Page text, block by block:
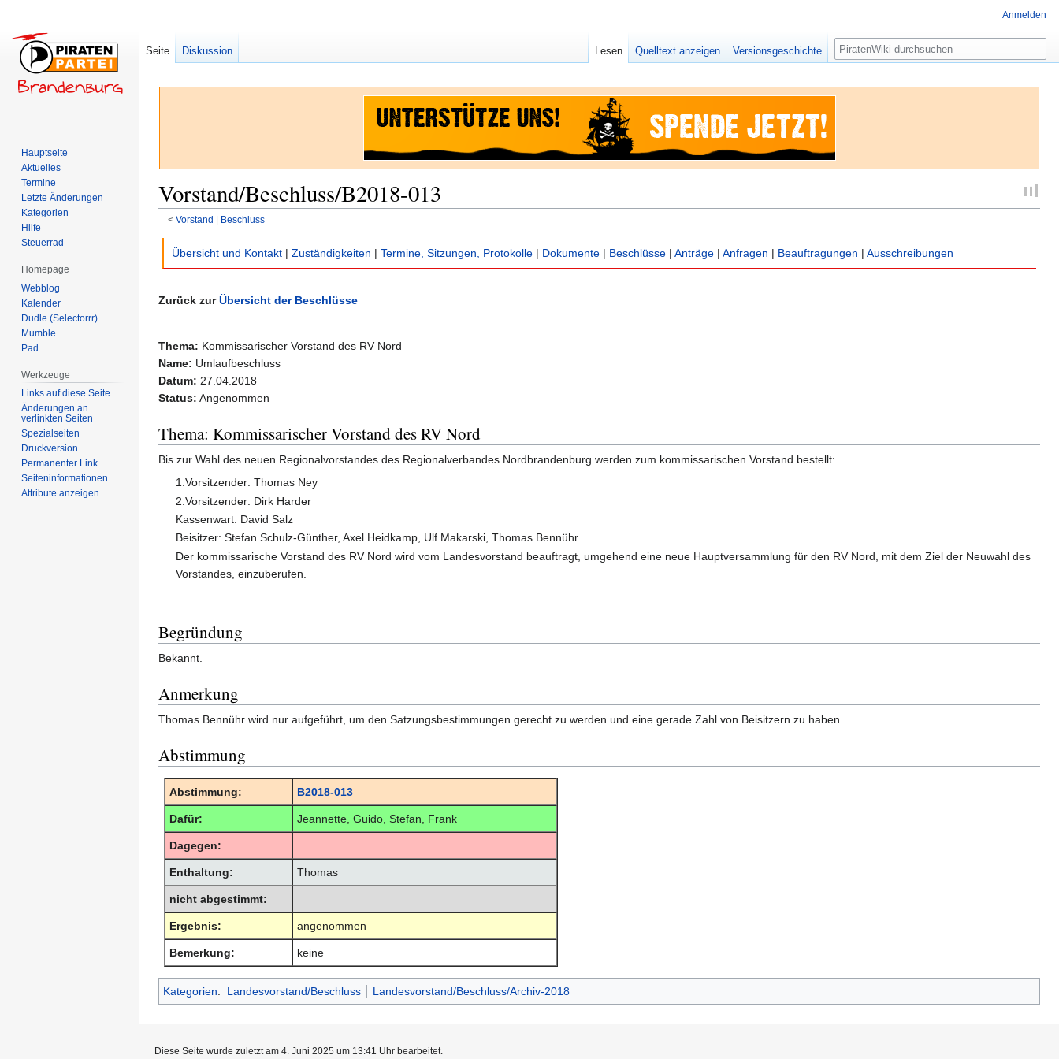
Vorstand/Beschluss/B2018-013
< Vorstand ‎ | Beschluss
Zur
Zur
Übersicht und Kontakt | Zuständigkeiten | Termine, Sitzungen, Protokolle | Dokumente | Beschlüsse | Anträge | Anfragen | Beauftragungen | Ausschreibungen
Zurück zurÜbersicht der Beschlüsse
Thema: Kommissarischer Vorstand des RV Nord
Name: Umlaufbeschluss
Datum: 27.04.2018
Status: Angenommen
Thema: Kommissarischer Vorstand des RV Nord
Bis zur Wahl des neuen Regionalvorstandes des Regionalverbandes Nordbrandenburg werden zum kommissarischen Vorstand bestellt:
1.Vorsitzender: Thomas Ney
2.Vorsitzender: Dirk Harder
Kassenwart: David Salz
Beisitzer: Stefan Schulz-Günther, Axel Heidkamp, Ulf Makarski, Thomas Bennühr
Der kommissarische Vorstand des RV Nord wird vom Landesvorstand beauftragt, umgehend eine neue Hauptversammlung für den RV Nord, mit dem Ziel der Neuwahl des
Vorstandes, einzuberufen.
Begründung
Bekannt.
Anmerkung
Thomas Bennühr wird nur aufgeführt, um den Satzungsbestimmungen gerecht zu werden und eine gerade Zahl von Beisitzern zu haben
Abstimmung
Abstimmung: B2018-013
Dafür: Jeannette, Guido, Stefan, Frank
Dagegen:
Enthaltung: Thomas
nicht abgestimmt:
Ergebnis: angenommen
Bemerkung: keine
Kategorien: Landesvorstand/Beschluss Landesvorstand/Beschluss/Archiv-2018
Anmelden
Seite Diskussion Lesen Quelltext anzeigen Versionsgeschichte Suche
Hauptseite
Aktuelles
Termine
Letzte Änderungen
Kategorien
Hilfe
Steuerrad
Homepage
Webblog
Kalender
Dudle (Selectorrr)
Mumble
Pad
Werkzeuge
Links auf diese Seite
Änderungen an
verlinkten Seiten
Spezialseiten
Druckversion
Permanenter Link
Seiten­­informationen
Attribute anzeigen
Diese Seite wurde zuletzt am 4. Juni 2025 um 13:41 Uhr bearbeitet.